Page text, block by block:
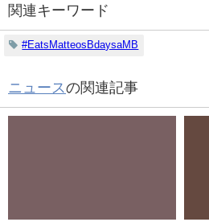
関連キーワード
#EatsMatteosBdaysaMB
ニュースの関連記事